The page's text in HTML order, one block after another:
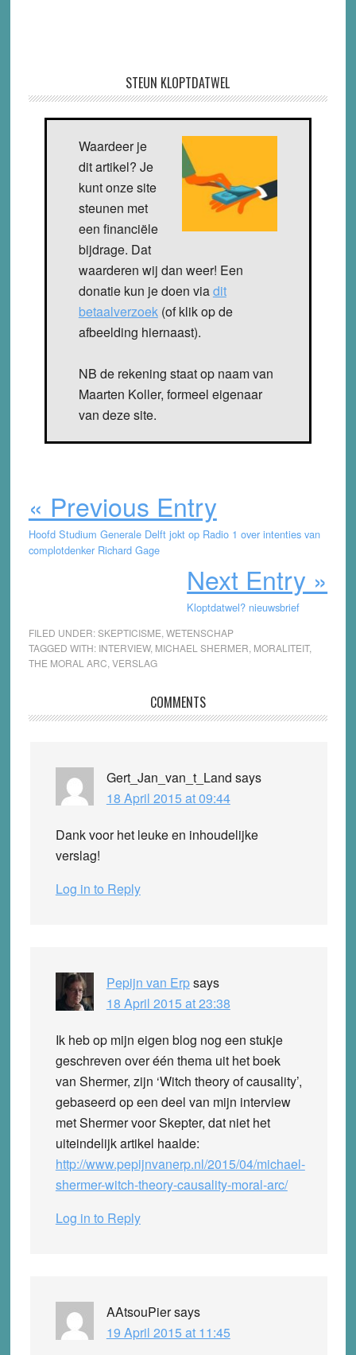
STEUN KLOPTDATWEL
Waardeer je
dit artikel? Je
kunt onze site
steunen met
een financiële
bijdrage. Dat
waarderen wij dan weer! Een
donatie kun je doen viadit
betaalverzoek(of klik op de
afbeelding hiernaast).
NB de rekening staat op naam van
Maarten Koller, formeel eigenaar
van deze site.
« Previous Entry
Hoofd Studium Generale Delft jokt op Radio 1 over intenties van
complotdenker Richard Gage
Next Entry »
Kloptdatwel? nieuwsbrief
FILED UNDER:SKEPTICISME WETENSCHAP
TAGGED WITH: INTERVIEW, MICHAEL SHERMER MORALITEIT,
THE MORAL ARC VERSLAG
Interactions
COMMENTS
Gert_Jan_van_t_Land says
18 April 2015 at 09:44
Dank voor het leuke en inhoudelijke
verslag!
Log in to Reply
Pepijn van Erpsays
18 April 2015 at 23:38
Ik heb op mijn eigen blog nog een stukje
geschreven over één thema uit het boek
van Shermer, zijn ‘Witch theory of causality’,
gebaseerd op een deel van mijn interview
met Shermer voor Skepter, dat niet het
uiteindelijk artikel haalde:
http://www.pepijnvanerp.nl/2015/04/michael-
shermer-witch-theory-causality-moral-arc/
Log in to Reply
AAtsouPiersays
19 April 2015 at 11:45